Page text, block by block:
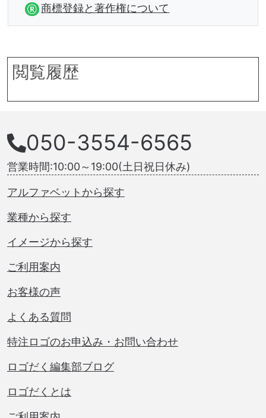
商標登録と著作権について
閲覧履歴
050-3554-6565
営業時間:10:00～19:00(土日祝日休み)
アルファベットから探す
業種から探す
イメージから探す
ご利用案内
お客様の声
よくある質問
特注ロゴのお申込み・お問い合わせ
ロゴだく編集部ブログ
ロゴだくとは